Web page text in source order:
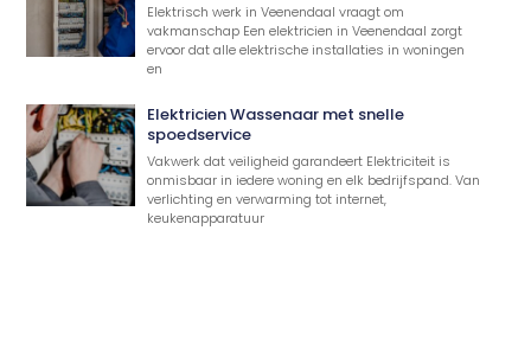
Elektrisch werk in Veenendaal vraagt om
vakmanschap Een elektricien in Veenendaal zorgt
ervoor dat alle elektrische installaties in woningen
en
Elektricien Wassenaar met snelle
spoedservice
Vakwerk dat veiligheid garandeert Elektriciteit is
onmisbaar in iedere woning en elk bedrijfspand. Van
verlichting en verwarming tot internet,
keukenapparatuur